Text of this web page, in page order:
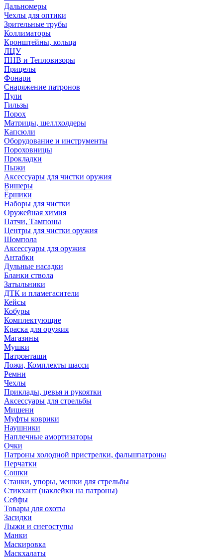
Дальномеры
Чехлы для оптики
Зрительные трубы
Коллиматоры
Кронштейны, кольца
ЛЦУ
ПНВ и Тепловизоры
Прицелы
Фонари
Снаряжение патронов
Пули
Гильзы
Порох
Матрицы, шеллхолдеры
Капсюли
Оборудование и инструменты
Пороховницы
Прокладки
Пыжи
Аксессуары для чистки оружия
Вишеры
Ёршики
Наборы для чистки
Оружейная химия
Патчи, Тампоны
Центры для чистки оружия
Шомпола
Аксессуары для оружия
Антабки
Дульные насадки
Бланки ствола
Затыльники
ДТК и пламегасители
Кейсы
Кобуры
Комплектующие
Краска для оружия
Магазины
Мушки
Патронташи
Ложи, Комплекты шасси
Ремни
Чехлы
Приклады, цевья и рукоятки
Аксессуары для стрельбы
Мишени
Муфты коврики
Наушники
Наплечные амортизаторы
Очки
Патроны холодной пристрелки, фальшпатроны
Перчатки
Сошки
Станки, упоры, мешки для стрельбы
Стикхант (наклейки на патроны)
Сейфы
Товары для охоты
Засидки
Лыжи и снегоступы
Манки
Маскировка
Маскхалаты